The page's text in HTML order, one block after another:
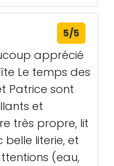
5/5
apprécié
Le temps des
Patrice sont
et
très propre, lit
literie, et
(eau,